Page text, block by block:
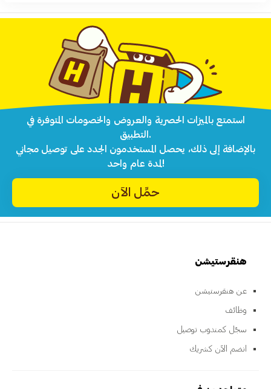
استمتع بالميزات الحصرية والعروض والخصومات المتوفرة في
التطبيق.
بالإضافة إلى ذلك، يحصل المستخدمون الجدد على توصيل مجاني
لمدة عام واحد!
حمِّل الآن
هنقرستيشن
عن هنقرستيشن
وظائف
سجّل كمندوب توصيل
انضم الآن كشريك